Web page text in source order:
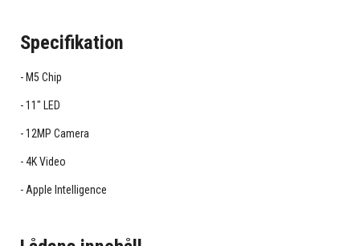
Specifikation
M5 Chip
11" LED
12MP Camera
4K Video
Apple Intelligence